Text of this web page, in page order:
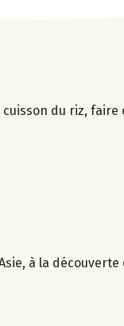
cuisson du riz,
à la